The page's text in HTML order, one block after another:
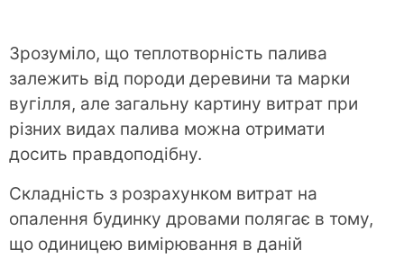
Зрозуміло, що теплотворність палива
залежить від породи деревини та марки
вугілля, але загальну картину витрат при
різних видах палива можна отримати
досить правдоподібну.
Складність з розрахунком витрат на
опалення будинку дровами полягає в тому,
що одиницею вимірювання в даній